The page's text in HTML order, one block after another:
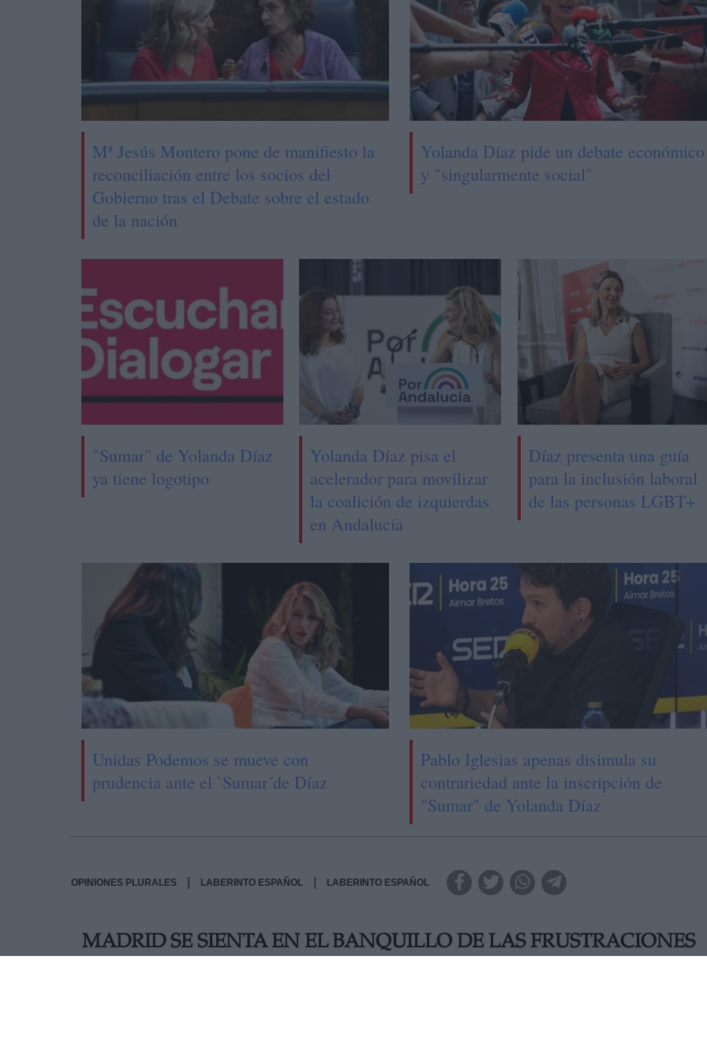
Mª Jesús Montero pone de manifiesto la
reconciliación entre los socios del
Gobierno tras el Debate sobre el estado
de la nación
Yolanda Díaz pide un debate económico
y "singularmente social"
"Sumar" de Yolanda Díaz
ya tiene logotipo
Yolanda Díaz pisa el
acelerador para movilizar
la coalición de izquierdas
en Andalucía
Díaz presenta una guía
para la inclusión laboral
de las personas LGBT+
Unidas Podemos se mueve con
prudencia ante el `Sumar´de Díaz
Pablo Iglesias apenas disimula su
contrariedad ante la inscripción de
"Sumar" de Yolanda Díaz
OPINIONES PLURALES LABERINTO ESPAÑOL LABERINTO ESPAÑOL
MADRID SE SIENTA EN EL BANQUILLO DE LAS FRUSTRACIONES